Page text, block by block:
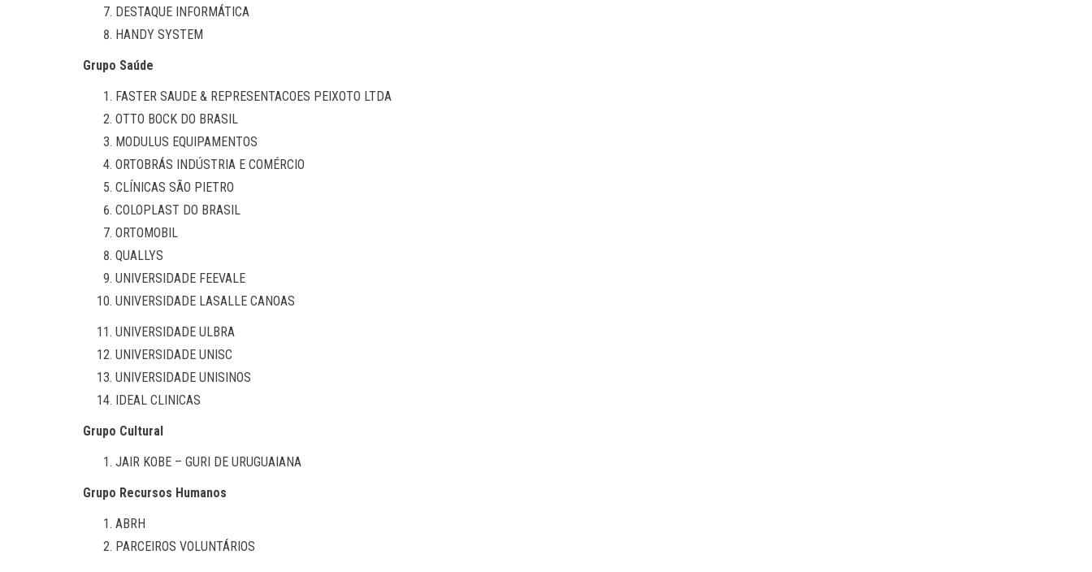
DESTAQUE INFORMÁTICA
HANDY SYSTEM
Grupo Saúde
FASTER SAUDE & REPRESENTACOES PEIXOTO LTDA
OTTO BOCK DO BRASIL
MODULUS EQUIPAMENTOS
ORTOBRÁS INDÚSTRIA E COMÉRCIO
CLÍNICAS SÃO PIETRO
COLOPLAST DO BRASIL
ORTOMOBIL
QUALLYS
UNIVERSIDADE FEEVALE
UNIVERSIDADE LASALLE CANOAS
UNIVERSIDADE ULBRA
UNIVERSIDADE UNISC
UNIVERSIDADE UNISINOS
IDEAL CLINICAS
Grupo Cultural
JAIR KOBE – GURI DE URUGUAIANA
Grupo Recursos Humanos
ABRH
PARCEIROS VOLUNTÁRIOS